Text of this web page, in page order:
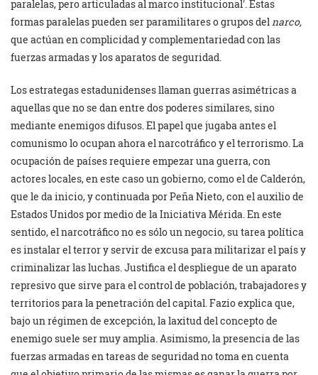
paralelas, pero articuladas al marco institucional . Estas
formas paralelas pueden ser paramilitares o grupos delnarco,
que actúan en complicidad y complementariedad con las
fuerzas armadas y los aparatos de seguridad.
Los estrategas estadunidenses llaman guerras asimétricas a
aquellas que no se dan entre dos poderes similares, sino
mediante enemigos difusos. El papel que jugaba antes el
comunismo lo ocupan ahora el narcotráfico y el terrorismo. La
ocupación de países requiere empezar una guerra, con
actores locales, en este caso un gobierno, como el de Calderón,
que le da inicio, y continuada por Peña Nieto, con el auxilio de
Estados Unidos por medio de la Iniciativa Mérida. En este
sentido, el narcotráfico no es sólo un negocio, su tarea política
es instalar el terror y servir de excusa para militarizar el país y
criminalizar las luchas. Justifica el despliegue de un aparato
represivo que sirve para el control de población, trabajadores y
territorios para la penetración del capital. Fazio explica que,
bajo un régimen de excepción, la laxitud del concepto de
enemigo suele ser muy amplia. Asimismo, la presencia de las
fuerzas armadas en tareas de seguridad no toma en cuenta